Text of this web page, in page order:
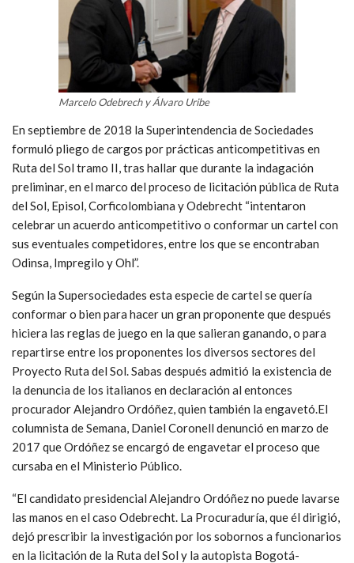
Marcelo Odebrech y Álvaro Uribe
En septiembre de 2018 la Superintendencia de Sociedades
formuló pliego de cargos por prácticas anticompetitivas en
Ruta del Sol tramo II, tras hallar que durante la indagación
preliminar, en el marco del proceso de licitación pública de Ruta
del Sol, Episol, Corficolombiana y Odebrecht “intentaron
celebrar un acuerdo anticompetitivo o conformar un cartel con
sus eventuales competidores, entre los que se encontraban
Odinsa, Impregilo y Ohl”.
Según la Supersociedades esta especie de cartel se quería
conformar o bien para hacer un gran proponente que después
hiciera las reglas de juego en la que salieran ganando, o para
repartirse entre los proponentes los diversos sectores del
Proyecto Ruta del Sol. Sabas después admitió la existencia de
la denuncia de los italianos en declaración al entonces
procurador Alejandro Ordóñez, quien también la engavetó.El
columnista de Semana, Daniel Coronell denunció en marzo de
2017 que Ordóñez se encargó de engavetar el proceso que
cursaba en el Ministerio Público.
“El candidato presidencial Alejandro Ordóñez no puede lavarse
las manos en el caso Odebrecht. La Procuraduría, que él dirigió,
dejó prescribir la investigación por los sobornos a funcionarios
en la licitación de la Ruta del Sol y la autopista Bogotá-